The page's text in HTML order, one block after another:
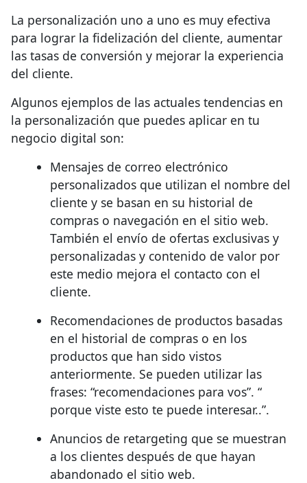
La personalización uno a uno es muy efectiva
para lograr la fidelización del cliente, aumentar
las tasas de conversión y mejorar la experiencia
del cliente.
Algunos ejemplos de las actuales tendencias en
la personalización que puedes aplicar en tu
negocio digital son:
Mensajes de correo electrónico
personalizados que utilizan el nombre del
cliente y se basan en su historial de
compras o navegación en el sitio web.
También el envío de ofertas exclusivas y
personalizadas y contenido de valor por
este medio mejora el contacto con el
cliente.
Recomendaciones de productos basadas
en el historial de compras o en los
productos que han sido vistos
anteriormente. Se pueden utilizar las
frases: “recomendaciones para vos”. “
porque viste esto te puede interesar..”.
Anuncios de retargeting que se muestran
a los clientes después de que hayan
abandonado el sitio web.